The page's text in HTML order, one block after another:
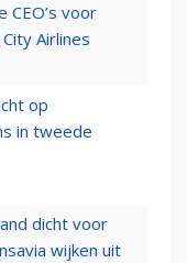
CEO’s voor
Airlines
op
in tweede
dicht voor
wijken uit